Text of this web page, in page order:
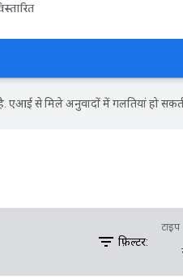
एआई से मिले अनुवादों में गलतियां हो
filter_list फ़िल्टर:
टाइप